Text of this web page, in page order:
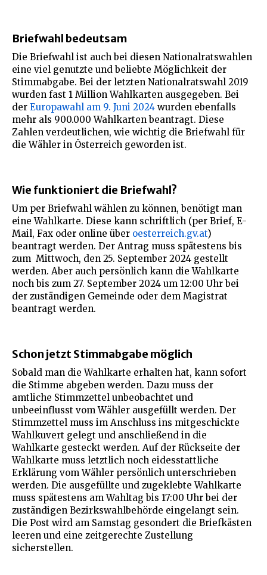
Briefwahl bedeutsam
Die Briefwahl ist auch bei diesen Nationalratswahlen
eine viel genutzte und beliebte Möglichkeit der
Stimmabgabe. Bei der letzten Nationalratswahl 2019
wurden fast 1 Million Wahlkarten ausgegeben​. Bei
der Europawahl am 9. Juni 2024 wurden ebenfalls
mehr als 900.000 Wahlkarten beantragt​. Diese
Zahlen verdeutlichen, wie wichtig die Briefwahl für
die Wähler in Österreich geworden ist.
Wie funktioniert die Briefwahl?
Um per Briefwahl wählen zu können, benötigt man
eine Wahlkarte. Diese kann schriftlich (per Brief, E-
Mail, Fax oder online über oesterreich.gv.at)
beantragt werden. Der Antrag muss spätestens bis
zum Mittwoch, den 25. September 2024 gestellt
werden. Aber auch persönlich kann die Wahlkarte
noch bis zum 27. September 2024 um 12:00 Uhr bei
der zuständigen Gemeinde oder dem Magistrat
beantragt werden​.
Schon jetzt Stimmabgabe möglich
Sobald man die Wahlkarte erhalten hat, kann sofort
die Stimme abgeben werden. Dazu muss der
amtliche Stimmzettel unbeobachtet und
unbeeinflusst vom Wähler ausgefüllt werden. Der
Stimmzettel muss im Anschluss ins mitgeschickte
Wahlkuvert gelegt und anschließend in die
Wahlkarte gesteckt werden. Auf der Rückseite der
Wahlkarte muss letztlich noch eidesstattliche
Erklärung​ vom Wähler persönlich unterschrieben
werden. Die ausgefüllte und zugeklebte Wahlkarte
muss spätestens am Wahltag bis 17:00 Uhr bei der
zuständigen Bezirkswahlbehörde eingelangt sein​.
Die Post wird am Samstag gesondert die Briefkästen
leeren und eine zeitgerechte Zustellung
sicherstellen.